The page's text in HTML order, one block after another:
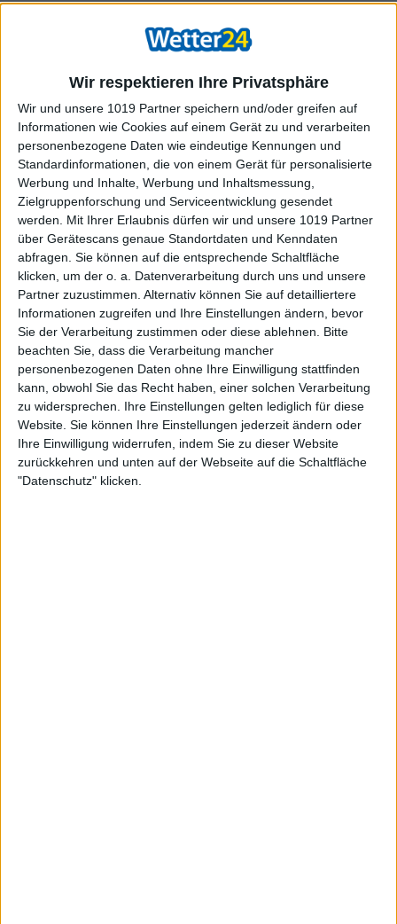
Wir respektieren Ihre Privatsphäre
Wir und unsere 1019 Partner speichern und/oder greifen auf
Informationen wie Cookies auf einem Gerät zu und verarbeiten
personenbezogene Daten wie eindeutige Kennungen und
Standardinformationen, die von einem Gerät für personalisierte
Werbung und Inhalte, Werbung und Inhaltsmessung,
Zielgruppenforschung und Serviceentwicklung gesendet
werden.
Mit Ihrer Erlaubnis dürfen wir und unsere 1019 Partner
über Gerätescans genaue Standortdaten und Kenndaten
abfragen. Sie können auf die entsprechende Schaltfläche
klicken, um der o. a. Datenverarbeitung durch uns und unsere
Partner zuzustimmen. Alternativ können Sie auf detailliertere
Informationen zugreifen und Ihre Einstellungen ändern, bevor
Sie der Verarbeitung zustimmen oder diese ablehnen.
Bitte
beachten Sie, dass die Verarbeitung mancher
personenbezogenen Daten ohne Ihre Einwilligung stattfinden
kann, obwohl Sie das Recht haben, einer solchen Verarbeitung
zu widersprechen. Ihre Einstellungen gelten lediglich für diese
Website. Sie können Ihre Einstellungen jederzeit ändern oder
Ihre Einwilligung widerrufen, indem Sie zu dieser Website
zurückkehren und unten auf der Webseite auf die Schaltfläche
"Datenschutz" klicken.